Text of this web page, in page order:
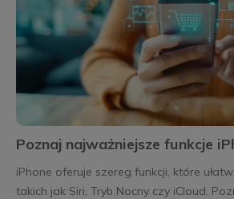
Poznaj najważniejsze funkcje
iPhone oferuje szereg funkcji, które
takich jak Siri, Tryb Nocny czy iCloud.